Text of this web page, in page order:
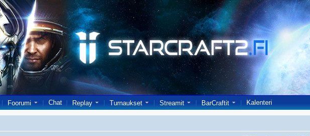
Foorumi Chat Replay Turnaukset Streamit BarCraftit Kalenteri